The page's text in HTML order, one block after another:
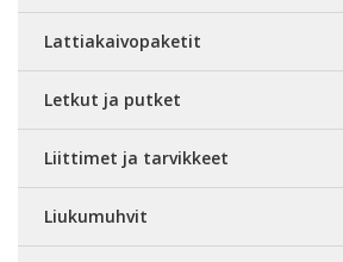
Lattiakaivopaketit
Letkut ja putket
Liittimet ja tarvikkeet
Liukumuhvit